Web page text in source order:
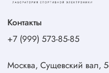
Контакты
+7 (999) 573-85-85
Москва, Сущевский вал,